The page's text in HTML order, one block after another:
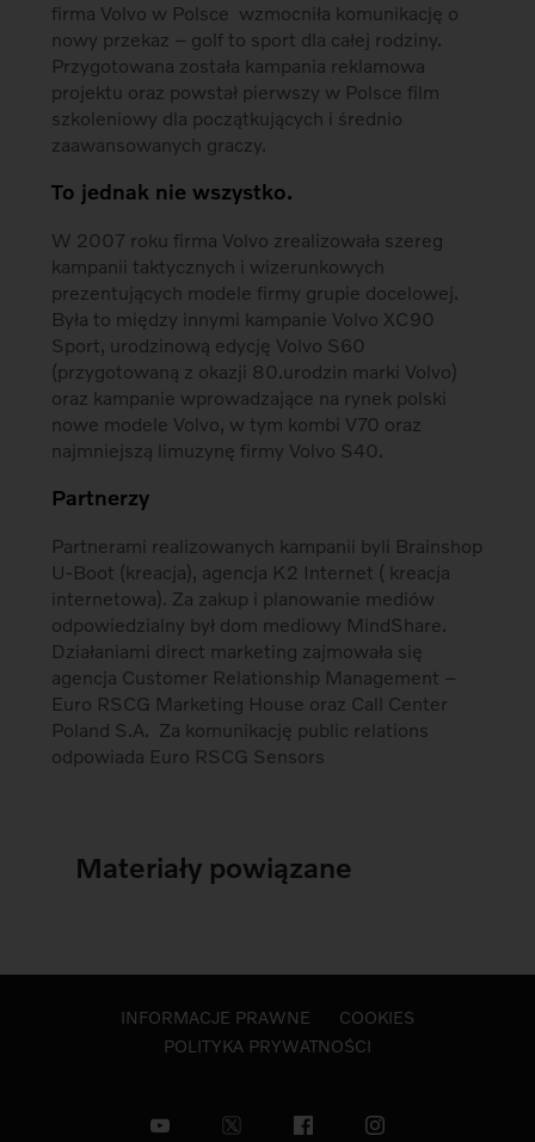
firma Volvo w Polsce wzmocniła komunikację o
nowy przekaz – golf to sport dla całej rodziny.
Przygotowana została kampania reklamowa
projektu oraz powstał pierwszy w Polsce film
szkoleniowy dla początkujących i średnio
zaawansowanych graczy.
To jednak nie wszystko.
W 2007 roku firma Volvo zrealizowała szereg
kampanii taktycznych i wizerunkowych
prezentujących modele firmy grupie docelowej.
Była to między innymi kampanie Volvo XC90
Sport, urodzinową edycję Volvo S60
(przygotowaną z okazji 80.urodzin marki Volvo)
oraz kampanie wprowadzające na rynek polski
nowe modele Volvo, w tym kombi V70 oraz
najmniejszą limuzynę firmy Volvo S40.
Partnerzy
Partnerami realizowanych kampanii byli Brainshop
U-Boot (kreacja), agencja K2 Internet ( kreacja
internetowa). Za zakup i planowanie mediów
odpowiedzialny był dom mediowy MindShare.
Działaniami direct marketing zajmowała się
agencja Customer Relationship Management –
Euro RSCG Marketing House oraz Call Center
Poland S.A. Za komunikację public relations
odpowiada Euro RSCG Sensors
Materiały powiązane
INFORMACJE PRAWNE
COOKIES
POLITYKA PRYWATNOŚCI